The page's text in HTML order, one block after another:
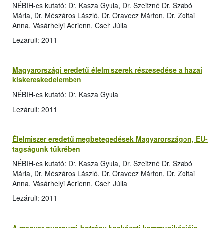
NÉBIH-es kutató: Dr. Kasza Gyula, Dr. Szeitzné Dr. Szabó
Mária, Dr. Mészáros László, Dr. Oravecz Márton, Dr. Zoltai
Anna, Vásárhelyi Adrienn, Cseh Júlia
Lezárult: 2011
Magyarországi eredetű élelmiszerek részesedése a hazai
kiskereskedelemben
NÉBIH-es kutató: Dr. Kasza Gyula
Lezárult: 2011
Élelmiszer eredetű megbetegedések Magyarországon, EU-
tagságunk tükrében
NÉBIH-es kutató: Dr. Kasza Gyula, Dr. Szeitzné Dr. Szabó
Mária, Dr. Mészáros László, Dr. Oravecz Márton, Dr. Zoltai
Anna, Vásárhelyi Adrienn, Cseh Júlia
Lezárult: 2011